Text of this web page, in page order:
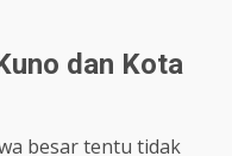
dan Kota
besar tentu tidak